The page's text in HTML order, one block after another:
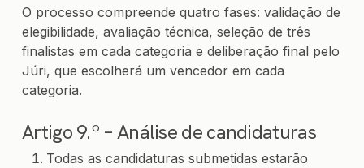
O processo compreende quatro fases: validação de
elegibilidade, avaliação técnica, seleção de três
finalistas em cada categoria e deliberação final pelo
Júri, que escolherá um vencedor em cada
categoria.
Artigo 9.º – Análise de candidaturas
Todas as candidaturas submetidas estarão